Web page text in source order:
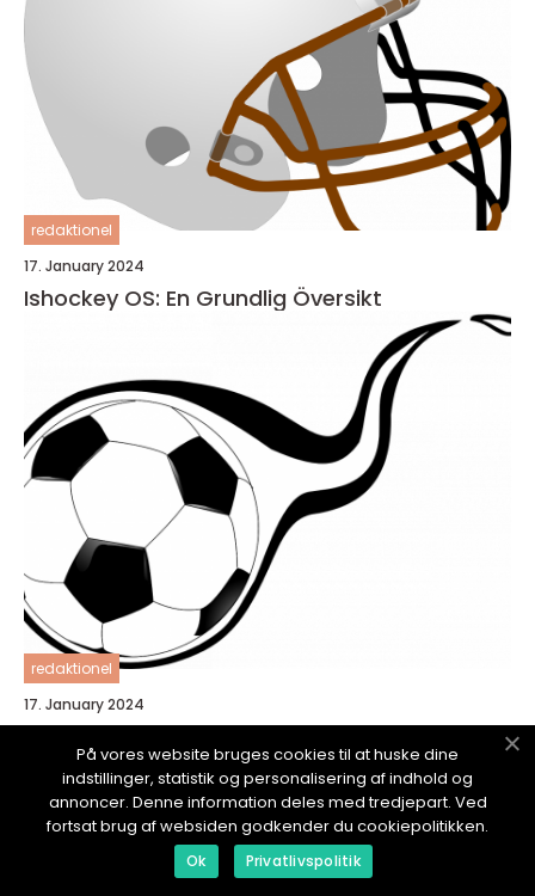
redaktionel
17. January 2024
Ishockey OS: En Grundlig Översikt
redaktionel
17. January 2024
SPORTTAVLAN.se
På vores website bruges cookies til at huske dine
indstillinger, statistik og personalisering af indhold og
annoncer. Denne information deles med tredjepart. Ved
fortsat brug af websiden godkender du cookiepolitikken.
Ok Privatlivspolitik